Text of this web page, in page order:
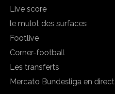
Live score
le mulot des surfaces
Footlive
Corner-football
Les transferts
Mercato Bundesliga en direct